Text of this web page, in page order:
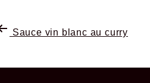
Sauce vin blanc au curry